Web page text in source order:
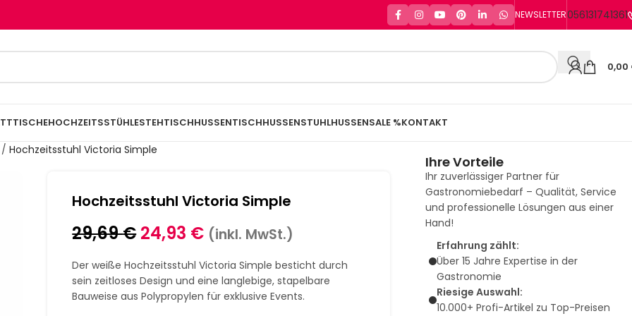
NEWSLETTER056131741361
0,00
HOCHZEITSSTÜHLESTEHTISCHHUSSENTISCHHUSSENSTUHLHUSSENSALE %KONTAKT
/ Hochzeitsstuhl Victoria Simple
Hochzeitsstuhl Victoria Simple
29,69€ 24,93 € (inkl. MwSt.)
Der weiße Hochzeitsstuhl Victoria Simple besticht durch
sein zeitloses Design und eine langlebige, stapelbare
Bauweise aus Polypropylen für exklusive Events.
Ihre Vorteile
Ihr zuverlässiger Partner für
Gastronomiebedarf – Qualität, Service
und professionelle Lösungen aus einer
Hand!
Erfahrung zählt:
Über 15 Jahre Expertise in der
Gastronomie
Riesige Auswahl:
10.000+ Profi-Artikel zu Top-Preisen